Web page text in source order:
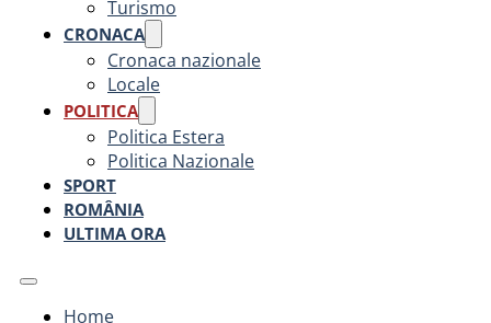
Turismo
CRONACA
Cronaca nazionale
Locale
POLITICA
Politica Estera
Politica Nazionale
SPORT
ROMÂNIA
ULTIMA ORA
Home